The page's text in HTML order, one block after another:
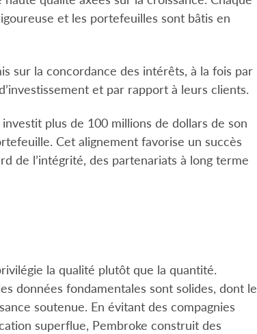
et les portefeuilles sont bâtis en
sur la concordance des intérêts, à la fois par
et par rapport à leurs clients.
plus de 100 millions de dollars de son
Cet alignement favorise un succès
de l’intégrité, des partenariats à long terme
la qualité plutôt que la quantité.
données fondamentales sont solides, dont le
soutenue. En évitant des compagnies
superflue, Pembroke construit des